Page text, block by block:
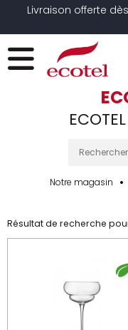
Livraison offerte
Notre magasin
Résultat de recherche
Panneau de gestion des